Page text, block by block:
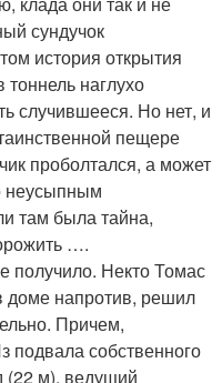
сундучок
история открытия
наглухо
случившееся. Но нет, и
пещере
проболтался, а может
неусыпным
там была тайна,
….
получило. Некто Томас
напротив, решил
Причем,
подвала собственного
м), ведущий